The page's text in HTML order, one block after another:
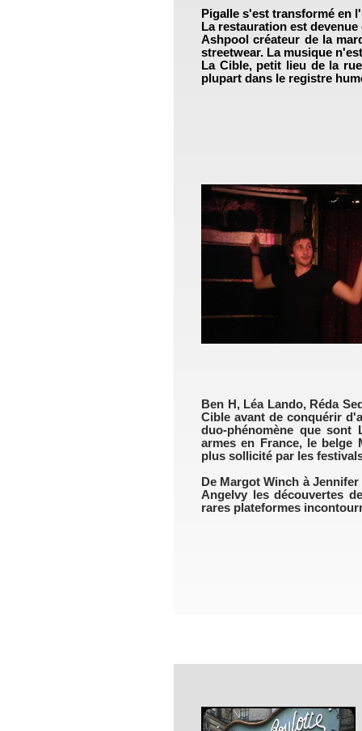
Pigalle s'est transformé en
La restauration est
Ashpool créateur de la
streetwear. La musique
La Cible, petit lieu de la
plupart dans le registre
Ben H, Léa Lando, Réda
Cible avant de conquérir
duo-phénomène que
armes en France, le belge
plus sollicité par les
De Margot Winch à
Angelvy les découvertes
rares plateformes